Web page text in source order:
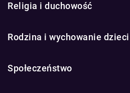
Religia i duchowość
Rodzina i wychowanie dzieci
Społeczeństwo